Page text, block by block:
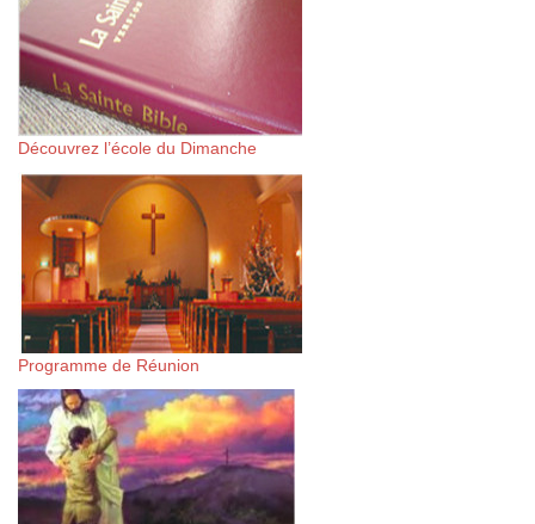
Découvrez l’école du Dimanche
Programme de Réunion